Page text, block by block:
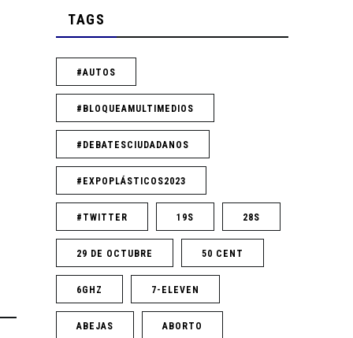
TAGS
#AUTOS
#BLOQUEAMULTIMEDIOS
#DEBATESCIUDADANOS
#EXPOPLÁSTICOS2023
#TWITTER 19S 28S
29 DE OCTUBRE 50 CENT
6GHZ 7-ELEVEN
ABEJAS ABORTO